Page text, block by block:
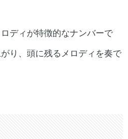
ディが特徴的なナンバーで
り、頭に残るメロディを奏で